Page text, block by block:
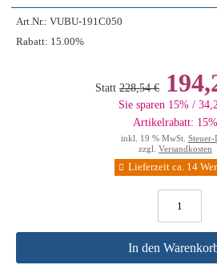
Art.Nr.: VUBU-191C050
Rabatt: 15.00%
Statt 228,54 €
Sie sparen 15% /
Artikelrabatt: 15%
inkl. 19 % MwSt.
zzgl. Versandkosten
Lieferzeit ca. 14
In den